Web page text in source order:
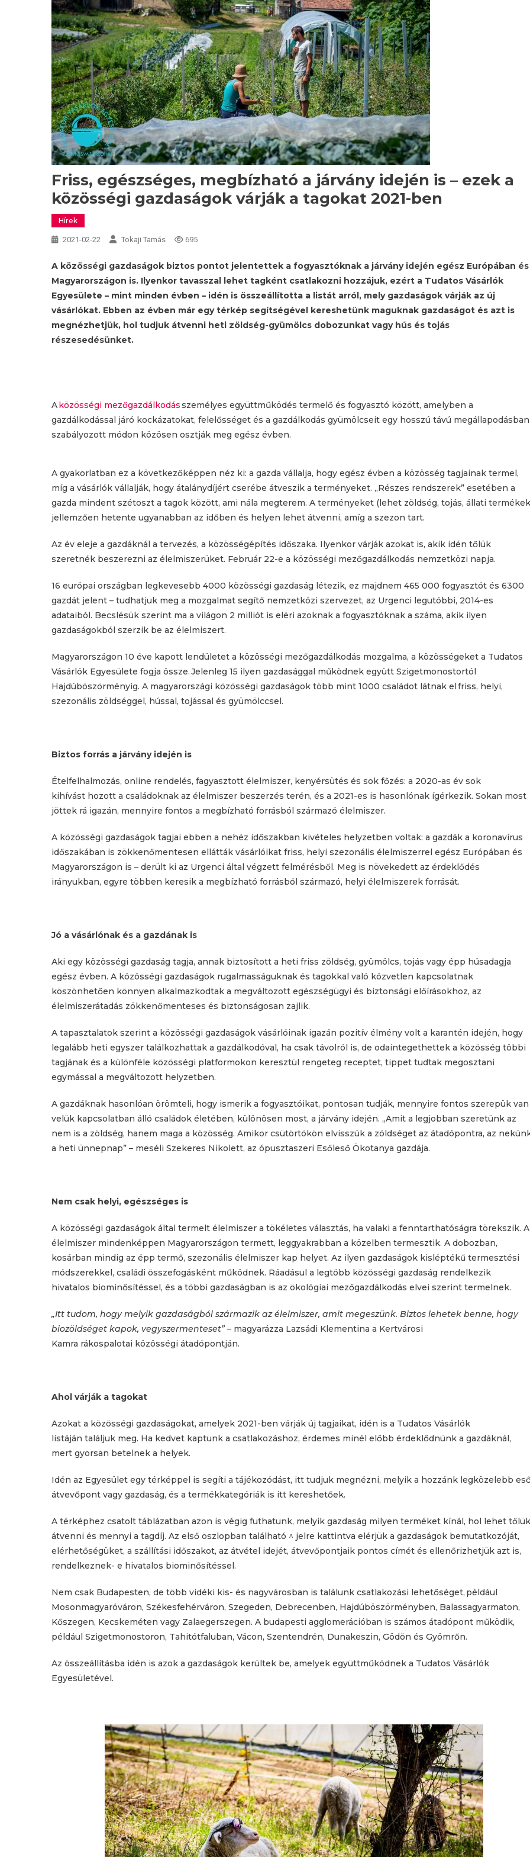
Friss, egészséges, megbízható a járvány idején is – ezek a
közösségi gazdaságok várják a tagokat 2021-ben
Hírek
2021-02-22 Tokaji Tamás 695
A közösségi gazdaságok biztos pontot jelentettek a fogyasztóknak a járvány idején egész Európában és
Magyarországon is. Ilyenkor tavasszal lehet tagként csatlakozni hozzájuk, ezért a Tudatos Vásárlók
Egyesülete – mint minden évben – idén is összeállította a listát arról, mely gazdaságok várják az új
vásárlókat. Ebben az évben már egy térkép segítségével kereshetünk maguknak gazdaságot és azt is
megnézhetjük, hol tudjuk átvenni heti zöldség-gyümölcs dobozunkat vagy hús és tojás
részesedésünket.
Aközösségi mezőgazdálkodásszemélyes együttműködés termelő és fogyasztó között, amelyben a
gazdálkodással járó kockázatokat, felelősséget és a gazdálkodás gyümölcseit egy hosszú távú megállapodásban
szabályozott módon közösen osztják meg egész évben.
A gyakorlatban ez a következőképpen néz ki: a gazda vállalja, hogy egész évben a közösség tagjainak termel,
míg a vásárlók vállalják, hogy átalánydíjért cserébe átveszik a terményeket. „Részes rendszerek” esetében a
gazda mindent szétoszt a tagok között, ami nála megterem. A terményeket (lehet zöldség, tojás, állati
jellemzően hetente ugyanabban az időben és helyen lehet átvenni, amíg a szezon tart.
Az év eleje a gazdáknál a tervezés, a közösségépítés időszaka. Ilyenkor várják azokat is, akik idén tőlük
szeretnék beszerezni az élelmiszerüket. Február 22-e a közösségi mezőgazdálkodás nemzetközi napja.
16 európai országban legkevesebb 4000 közösségi gazdaság létezik, ez majdnem 465 000 fogyasztót és 6300
gazdát jelent – tudhatjuk meg a mozgalmat segítő nemzetközi szervezet, az Urgenci legutóbbi, 2014-es
adataiból. Becslésük szerint ma a világon 2 milliót is eléri azoknak a fogyasztóknak a száma, akik ilyen
gazdaságokból szerzik be az élelmiszert.
Magyarországon 10 éve kapott lendületet a közösségi mezőgazdálkodás mozgalma, a közösségeket a Tudatos
Vásárlók Egyesülete fogja össze. Jelenleg 15 ilyen gazdasággal működnek együtt Szigetmonostortól
Hajdúböszörményig. A magyarországi közösségi gazdaságok több mint 1000 családot látnak el friss, helyi,
szezonális zöldséggel, hússal, tojással és gyümölccsel.
Biztos forrás a járvány idején is
Ételfelhalmozás, online rendelés, fagyasztott élelmiszer, kenyérsütés és sok főzés: a 2020-as év sok
kihívást hozott a családoknak az élelmiszer beszerzés terén, és a 2021-es is hasonlónak ígérkezik. Sokan most
jöttek rá igazán, mennyire fontos a megbízható forrásból származó élelmiszer.
A közösségi gazdaságok tagjai ebben a nehéz időszakban kivételes helyzetben voltak: a gazdák a koronavírus
időszakában is zökkenőmentesen ellátták vásárlóikat friss, helyi szezonális élelmiszerrel egész Európában és
Magyarországon is – derült ki az Urgenci által végzett felmérésből. Meg is növekedett az érdeklődés
irányukban, egyre többen keresik a megbízható forrásból származó, helyi élelmiszerek forrását.
Jó a vásárlónak és a gazdának is
Aki egy közösségi gazdaság tagja, annak biztosított a heti friss zöldség, gyümölcs, tojás vagy épp húsadagja
egész évben. A közösségi gazdaságok rugalmasságuknak és tagokkal való közvetlen kapcsolatnak
köszönhetően könnyen alkalmazkodtak a megváltozott egészségügyi és biztonsági előírásokhoz, az
élelmiszerátadás zökkenőmenteses és biztonságosan zajlik.
A tapasztalatok szerint a közösségi gazdaságok vásárlóinak igazán pozitív élmény volt a karantén idején, hogy
legalább heti egyszer találkozhattak a gazdálkodóval, ha csak távolról is, de odaintegethettek a közösség többi
tagjának és a különféle közösségi platformokon keresztül rengeteg receptet, tippet tudtak megosztani
egymással a megváltozott helyzetben.
A gazdáknak hasonlóan örömteli, hogy ismerik a fogyasztóikat, pontosan tudják, mennyire fontos szerepük van
velük kapcsolatban álló családok életében, különösen most, a járvány idején. „Amit a legjobban szeretünk az
nem is a zöldség, hanem maga a közösség. Amikor csütörtökön elvisszük a zöldséget az átadópontra, az
a heti ünnepnap” – meséli Szekeres Nikolett, az ópusztaszeri Esőleső Ökotanya gazdája.
Nem csak helyi, egészséges is
A közösségi gazdaságok által termelt élelmiszer a tökéletes választás, ha valaki a fenntarthatóságra törekszik.
élelmiszer mindenképpen Magyarországon termett, leggyakrabban a közelben termesztik. A dobozban,
kosárban mindig az épp termő, szezonális élelmiszer kap helyet. Az ilyen gazdaságok kisléptékű termesztési
módszerekkel, családi összefogásként működnek. Ráadásul a legtöbb közösségi gazdaság rendelkezik
hivatalos biominősítéssel, és a többi gazdaságban is az ökológiai mezőgazdálkodás elvei szerint termelnek.
„Itt tudom, hogy melyik gazdaságból származik az élelmiszer, amit megeszünk. Biztos lehetek benne, hogy
biozöldséget kapok, vegyszermenteset”– magyarázza Lazsádi Klementina a Kertvárosi
Kamra rákospalotai közösségi átadópontján.
Ahol várják a tagokat
Azokat a közösségi gazdaságokat, amelyek 2021-ben várják új tagjaikat, idén is a Tudatos Vásárlók
listáján találjuk meg. Ha kedvet kaptunk a csatlakozáshoz, érdemes minél előbb érdeklődnünk a gazdáknál,
mert gyorsan betelnek a helyek.
Idén az Egyesület egy térképpel is segíti a tájékozódást, itt tudjuk megnézni, melyik a hozzánk legközelebb
átvevőpont vagy gazdaság, és a termékkategóriák is itt kereshetőek.
A térképhez csatolt táblázatban azon is végig futhatunk, melyik gazdaság milyen terméket kínál, hol lehet tőlük
átvenni és mennyi a tagdíj. Az első oszlopban található ^ jelre kattintva elérjük a gazdaságok bemutatkozóját,
elérhetőségüket, a szállítási időszakot, az átvétel idejét, átvevőpontjaik pontos címét és ellenőrizhetjük azt is,
rendelkeznek- e hivatalos biominősítéssel.
Nem csak Budapesten, de több vidéki kis- és nagyvárosban is találunk csatlakozási lehetőséget, például
Mosonmagyaróváron, Székesfehérváron, Szegeden, Debrecenben, Hajdúböszörményben, Balassagyarmaton,
Kőszegen, Kecskeméten vagy Zalaegerszegen. A budapesti agglomerációban is számos átadópont működik,
például Szigetmonostoron, Tahitótfaluban, Vácon, Szentendrén, Dunakeszin, Gödön és Gyömrőn.
Az összeállításba idén is azok a gazdaságok kerültek be, amelyek együttműködnek a Tudatos Vásárlók
Egyesületével.